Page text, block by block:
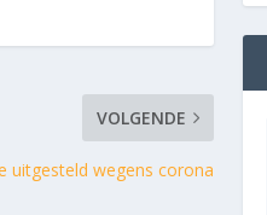
VOLGENDE
uitgesteld wegens corona